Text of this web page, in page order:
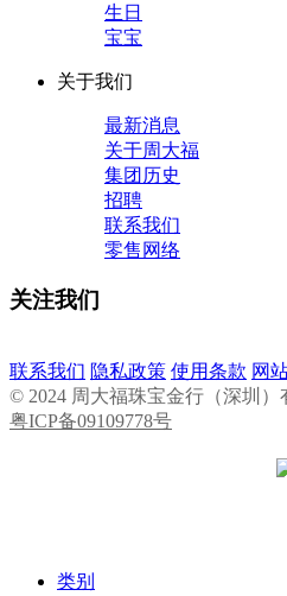
生日
宝宝
关于我们
最新消息
关于周大福
集团历史
招聘
联系我们
零售网络
关注我们
联系我们 隐私政策 使用条款 网
© 2024 周大福珠宝金行（深圳
粤ICP备09109778号
类别